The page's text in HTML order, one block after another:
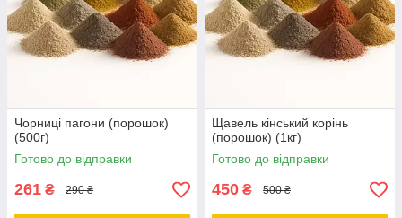
Чорниці пагони (порошок)
(500г)
Готово до відправки
261 ₴ 290 ₴
Щавель кінський корінь
(порошок) (1кг)
Готово до відправки
450 ₴ 500 ₴